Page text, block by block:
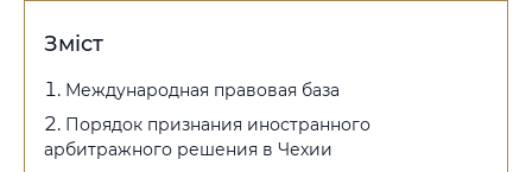
Зміст
Международная правовая база
Порядок признания иностранного
арбитражного решения в Чехии